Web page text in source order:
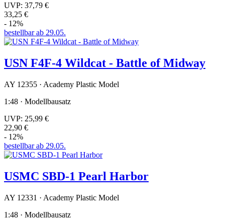
UVP: 37,79 €
33,25 €
- 12%
bestellbar ab 29.05.
USN F4F-4 Wildcat - Battle of Midway
AY 12355 · Academy Plastic Model
1:48 · Modellbausatz
UVP: 25,99 €
22,90 €
- 12%
bestellbar ab 29.05.
USMC SBD-1 Pearl Harbor
AY 12331 · Academy Plastic Model
1:48 · Modellbausatz